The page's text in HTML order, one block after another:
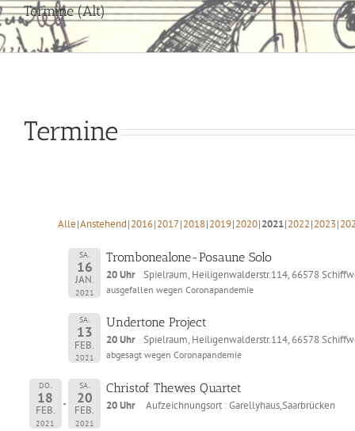
Termine (Alt)
Termine
Alle Anstehend 2016 2017 2018 2019 2020 2021 2022 2023
SA.
16
JAN.
2021
Trombonealone-Posaune Solo
20 Uhr Spielraum, Heiligenwalderstr.114, 66578
ausgefallen wegen Coronapandemie
SA.
13
FEB.
2021
Undertone Project
20 Uhr Spielraum, Heiligenwalderstr.114, 66578
abgesagt wegen Coronapandemie
DO.
18
FEB.
2021
SA.
20
FEB.
2021
Christof Thewes Quartet
20 Uhr Aufzeichnungsort : Garellyhaus,Saarbrücken